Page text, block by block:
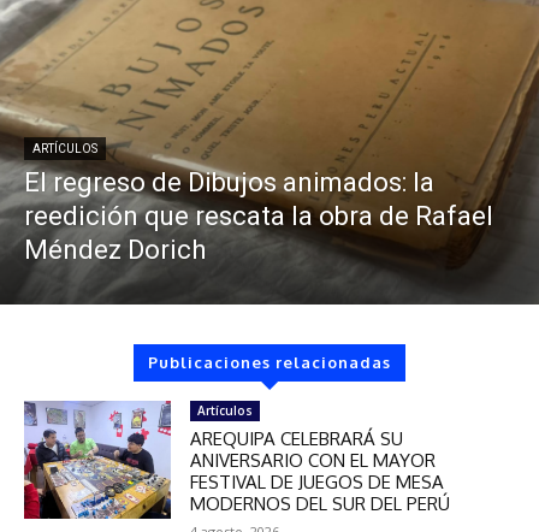
ARTÍCULOS
El regreso de Dibujos animados: la
reedición que rescata la obra de Rafael
Méndez Dorich
Publicaciones relacionadas
Artículos
AREQUIPA CELEBRARÁ SU
ANIVERSARIO CON EL MAYOR
FESTIVAL DE JUEGOS DE MESA
MODERNOS DEL SUR DEL PERÚ